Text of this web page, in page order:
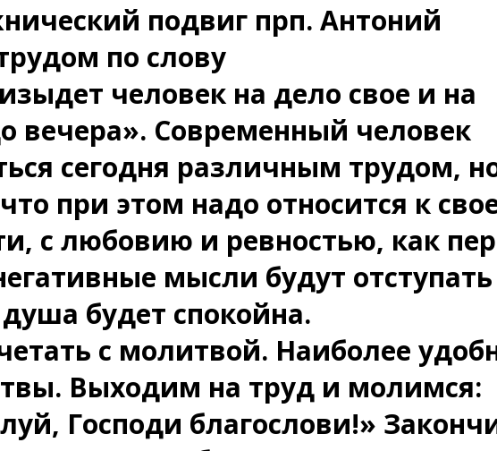
подвиг прп. Антоний
по слову
человек на дело свое и на
вечера». Современный человек
сегодня различным трудом,
при этом надо относится к
с любовию и ревностью, как
мысли будут отступать
будет спокойна.
с молитвой. Наиболее
Выходим на труд и молимся:
Господи благослови!»